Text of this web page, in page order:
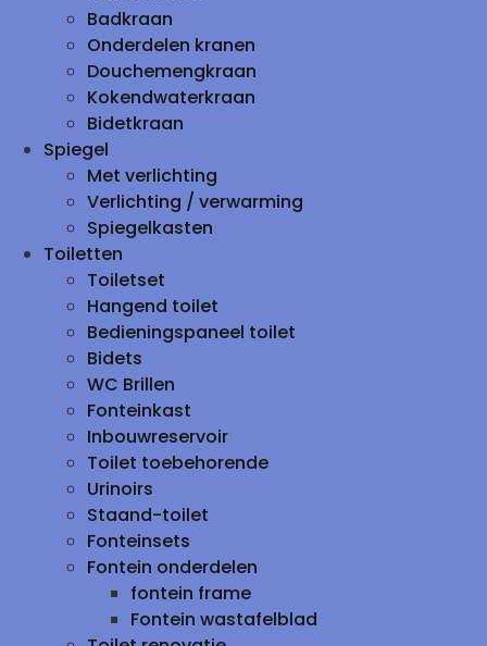
Badkraan
Onderdelen kranen
Douchemengkraan
Kokendwaterkraan
Bidetkraan
Spiegel
Met verlichting
Verlichting / verwarming
Spiegelkasten
Toiletten
Toiletset
Hangend toilet
Bedieningspaneel toilet
Bidets
WC Brillen
Fonteinkast
Inbouwreservoir
Toilet toebehorende
Urinoirs
Staand-toilet
Fonteinsets
Fontein onderdelen
fontein frame
Fontein wastafelblad